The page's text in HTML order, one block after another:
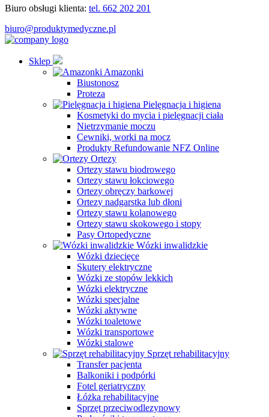
Biuro obsługi klienta: tel. 662 202 201
biuro@produktymedyczne.pl
Sklep
Amazonki
Biustonosz
Proteza
Pielęgnacja i higiena
Kosmetyki do mycia i pielęgnacji ciała
Nietrzymanie moczu
Cewniki, worki na mocz
Produkty Refundowanie NFZ Online
Ortezy
Ortezy stawu biodrowego
Ortezy stawu łokciowego
Ortezy obręczy barkowej
Ortezy nadgarstka lub dłoni
Ortezy stawu kolanowego
Ortezy stawu skokowego i stopy
Pasy Ortopedyczne
Wózki inwalidzkie
Wózki dziecięce
Skutery elektryczne
Wózki ze stopów lekkich
Wózki elektryczne
Wózki specjalne
Wózki aktywne
Wózki toaletowe
Wózki transportowe
Wózki stalowe
Sprzęt rehabilitacyjny
Transfer pacjenta
Balkoniki i podpórki
Fotel geriatryczny
Łóżka rehabilitacyjne
Sprzęt przeciwodlezynowy